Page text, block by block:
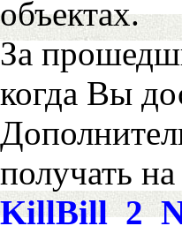
объектах.
За
когда Вы
получать на